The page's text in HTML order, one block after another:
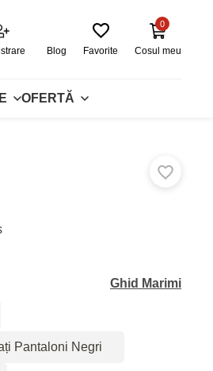
Blog Favorite Cosul meu
0
OFERTĂ
Ghid Marimi
Pantaloni Negri